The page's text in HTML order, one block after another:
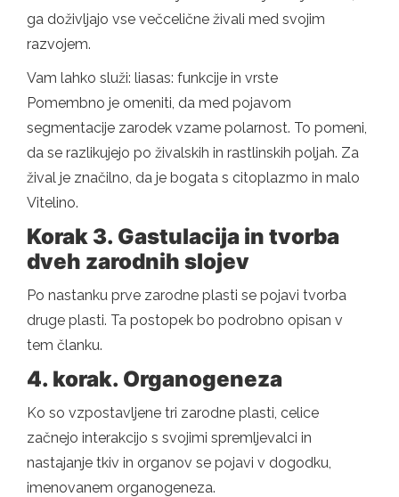
ga doživljajo vse večcelične živali med svojim
razvojem.
Vam lahko služi: liasas: funkcije in vrste
Pomembno je omeniti, da med pojavom
segmentacije zarodek vzame polarnost. To pomeni,
da se razlikujejo po živalskih in rastlinskih poljah. Za
žival je značilno, da je bogata s citoplazmo in malo
Vitelino.
Korak 3. Gastulacija in tvorba
dveh zarodnih slojev
Po nastanku prve zarodne plasti se pojavi tvorba
druge plasti. Ta postopek bo podrobno opisan v
tem članku.
4. korak. Organogeneza
Ko so vzpostavljene tri zarodne plasti, celice
začnejo interakcijo s svojimi spremljevalci in
nastajanje tkiv in organov se pojavi v dogodku,
imenovanem organogeneza.